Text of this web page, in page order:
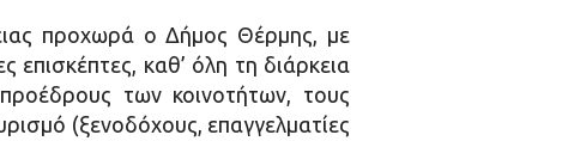
προχωρά ο Δήμος Θέρμης, με
επισκέπτες, καθ’ όλη τη διάρκεια
των κοινοτήτων, τους
(ξενοδόχους, επαγγελματίες